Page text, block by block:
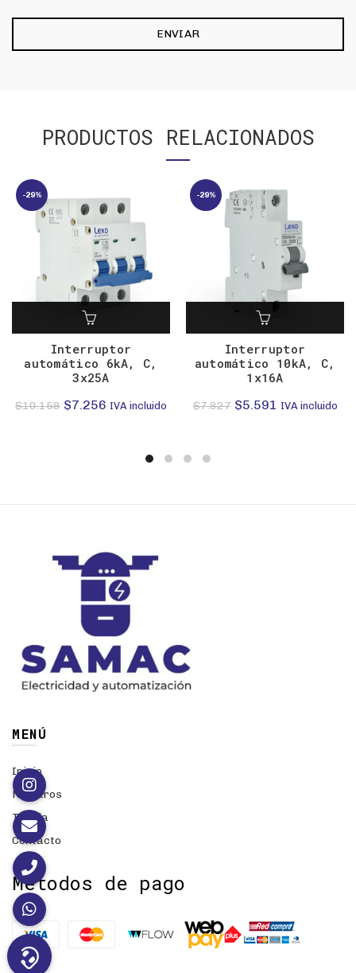
PRODUCTOS RELACIONADOS
-29%
Interruptor
automático 6kA, C,
3x25A
$10.159 El
$7.256 El
IVA incluido
-29%
Interruptor
automático 10kA, C,
1x16A
$7.827 El
$5.591 El
IVA incluido
MENÚ
Inicio
Nosotros
Tienda
Contacto
Métodos de pago